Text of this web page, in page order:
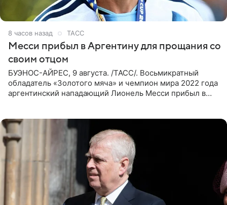
8 часов назад ТАСС
Месси прибыл в Аргентину для прощания со
своим отцом
БУЭНОС-АЙРЕС, 9 августа. /ТАСС/. Восьмикратный
обладатель «Золотого мяча» и чемпион мира 2022 года
аргентинский нападающий Лионель Месси прибыл в